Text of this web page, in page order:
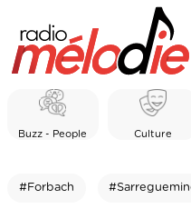
Buzz - People Culture
#Forbach